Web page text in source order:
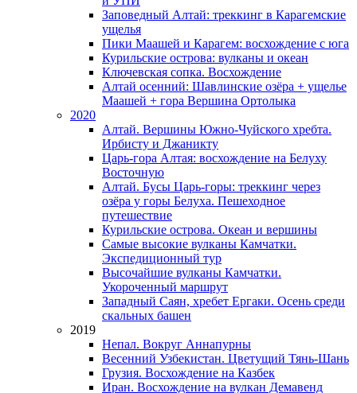
Заповедный Алтай: треккинг в Карагемские
ущелья
Пики Маашей и Карагем: восхождение с юга
Курильские острова: вулканы и океан
Ключевская сопка. Восхождение
Алтай осенний: Шавлинские озёра + ущелье
Маашей + гора Вершина Ортолыка
2020
Алтай. Вершины Южно-Чуйского хребта.
Ирбисту и Джаникту
Царь-гора Алтая: восхождение на Белуху
Восточную
Алтай. Бусы Царь-горы: треккинг через
озёра у горы Белуха. Пешеходное
путешествие
Курильские острова. Океан и вершины
Самые высокие вулканы Камчатки.
Экспедиционный тур
Высочайшие вулканы Камчатки.
Укороченный маршрут
Западный Саян, хребет Ергаки. Осень среди
скальных башен
2019
Непал. Вокруг Аннапурны
Весенний Узбекистан. Цветущий Тянь-Шань
Грузия. Восхождение на Казбек
Иран. Восхождение на вулкан Демавенд